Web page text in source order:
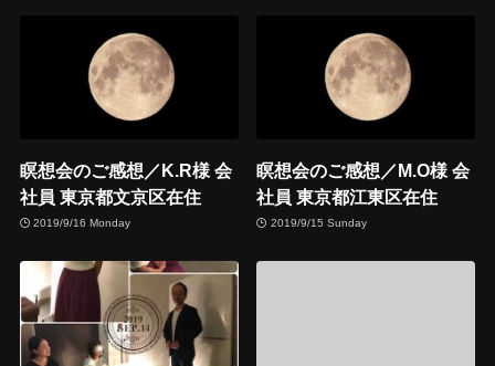
瞑想会のご感想／K.R様 会
社員 東京都文京区在住
2019/9/16 Monday
瞑想会のご感想／M.O様 会
社員 東京都江東区在住
2019/9/15 Sunday